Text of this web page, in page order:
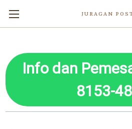
JURAGAN
Info dan
8153-